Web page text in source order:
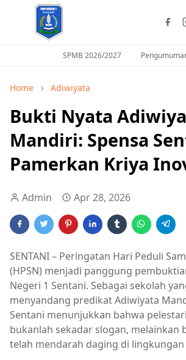
SPMB 2026/2027
Home Adiwiyata
Bukti Nyata
Mandiri: Spensa
Pamerkan Kriya
Admin Apr 28, 2026
SENTANI – Peringatan Hari Peduli
(HPSN) menjadi panggung
Negeri 1 Sentani. Sebagai sekolah
menyandang predikat Adiwiyata
Sentani menunjukkan bahwa
bukanlah sekadar slogan, melainkan
telah mendarah daging di lingkungan